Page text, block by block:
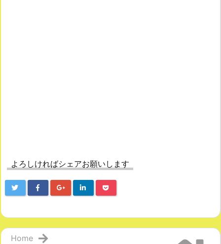
よろしければシェアお願いします
Home